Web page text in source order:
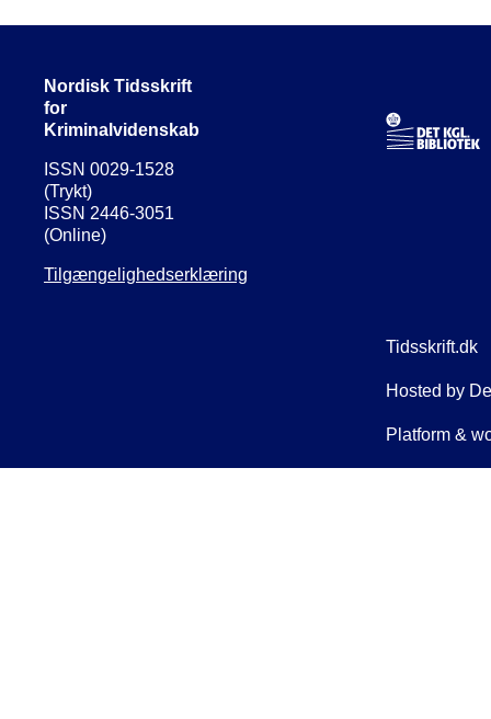
Nordisk Tidsskrift
for
Kriminalvidenskab
ISSN 0029-1528
(Trykt)
ISSN 2446-3051
(Online)
Tilgængelighedserklæring